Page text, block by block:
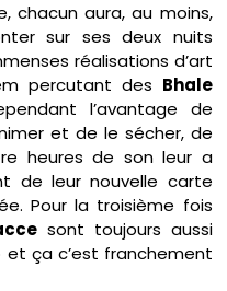
chacun aura, au moins,
sur ses deux nuits
réalisations d’art
percutant des Bhale
l’avantage de
et de le sécher, de
heures de son leur a
de leur nouvelle carte
Pour la troisième fois
sont toujours aussi
ça c’est franchement